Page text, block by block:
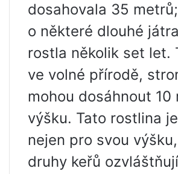
dosahovala 35
o některé dlouhé
rostla několik set let.
ve volné přírodě,
mohou dosáhnout 10
výšku. Tato rostlina
nejen pro svou
druhy keřů